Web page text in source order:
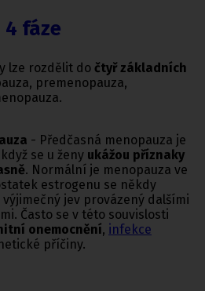
fáze
lze rozdělit do čtyř základních
premenopauza,
- Předčasná menopauza je
se u ženy ukážou příznaky
. Normální je menopauza ve
estrogenu se někdy
jev provázený dalšími
Často se v této souvislosti
onemocnění, infekce
příčiny.